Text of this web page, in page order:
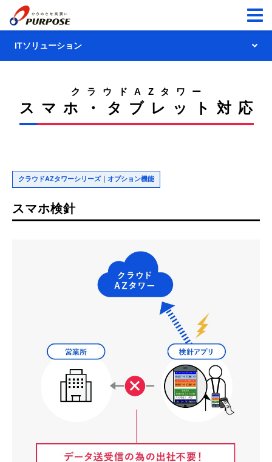
ITソリューション
AZスカイプラットフォーム
システム提供サービス
配送センター向けシステム
スマホ・タブレット対応
アウトソーシング
コラボウイング
アクアウイング
BtoBtoC向けサービス
LINE公式アカウント運用サービス
ホームページ作成支援サービス
システムサポート体制
クラウドAZタワー
スマホ・タブレット対応
クラウドAZタワーシリーズ｜オプション機能
スマホ検針